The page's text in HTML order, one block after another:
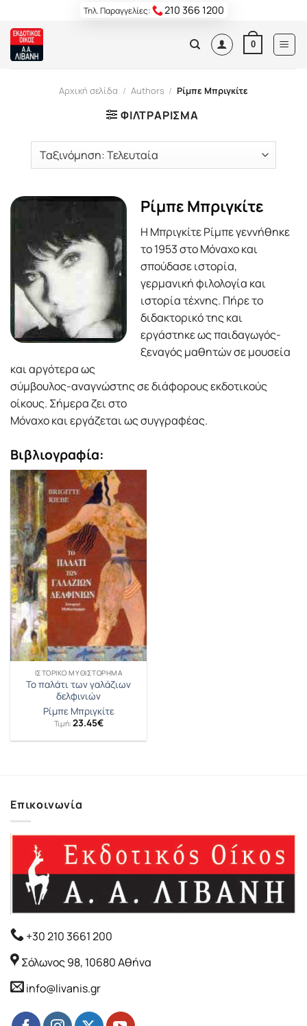
content
Τηλ. Παραγγελίες: 210 366 1200
0
Αρχική σελίδα / Authors / Ρίμπε Μπριγκίτε
ΦΙΛΤΡΆΡΙΣΜΑ
Ρίμπε Μπριγκίτε
H Mπριγκίτε Pίμπε γεννήθηκε
το 1953 στο Mόναχο και
σπούδασε ιστορία,
γερμανική φιλολογία και
ιστορία τέχνης. Πήρε το
διδακτορικό της και
εργάστηκε ως παιδαγωγός-
ξεναγός μαθητών σε μουσεία
και αργότερα ως
σύμβουλος-αναγνώστης σε διάφορους εκδοτικούς
οίκους. Σήμερα ζει στο
Mόναχο και εργάζεται ως συγγραφέας.
Βιβλιογραφία:
ΙΣΤΟΡΙΚΌ ΜΥΘΙΣΤΌΡΗΜΑ
Το παλάτι των γαλάζιων
δελφινιών
Ρίμπε Μπριγκίτε
Τιμή: 23.45€
Επικοινωνία
+30 210 3661 200
Σόλωνος 98, 10680 Αθήνα
info@livanis.gr